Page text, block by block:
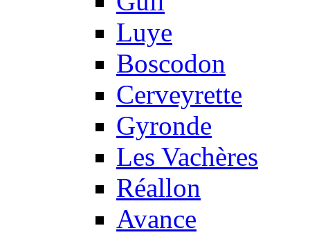
Luye
Boscodon
Cerveyrette
Gyronde
Les Vachères
Réallon
Avance